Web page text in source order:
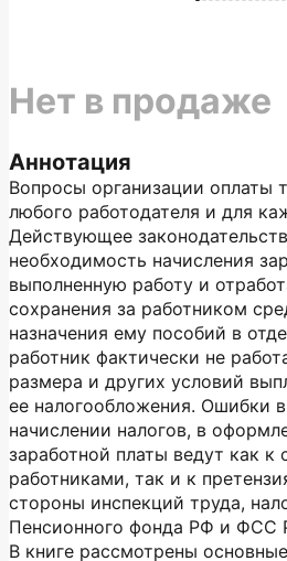
Аннотация
Вопросы организации оплаты
любого работодателя и для
Действующее
необходимость начисления
выполненную работу и
сохранения за работником
назначения ему пособий в
работник фактически не
размера и других условий
ее налогообложения. Ошибки
начислении налогов, в
заработной платы ведут как
работниками, так и к
стороны инспекций труда,
Пенсионного фонда РФ и ФСС
В книге рассмотрены
Нет в продаже